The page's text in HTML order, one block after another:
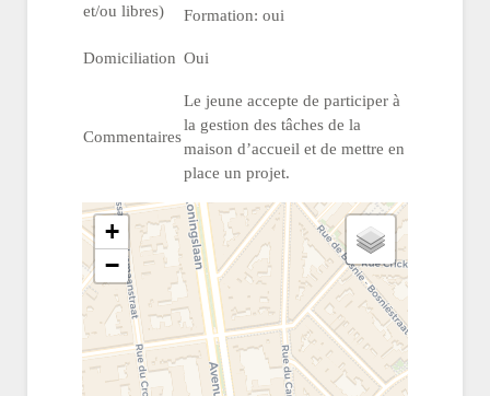
et/ou libres)
Formation: oui
Domiciliation Oui
Commentaires
Le jeune accepte de participer à
la gestion des tâches de la
maison d’accueil et de mettre en
place un projet.
+
−